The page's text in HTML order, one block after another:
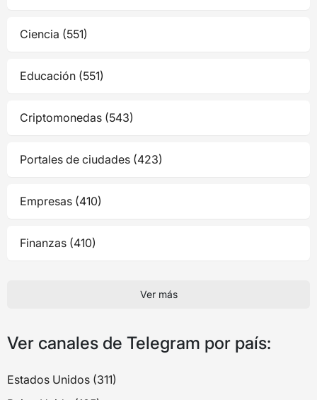
Ciencia (551)
Educación (551)
Criptomonedas (543)
Portales de ciudades (423)
Empresas (410)
Finanzas (410)
Ver más
Ver canales de Telegram por país:
Estados Unidos (311)